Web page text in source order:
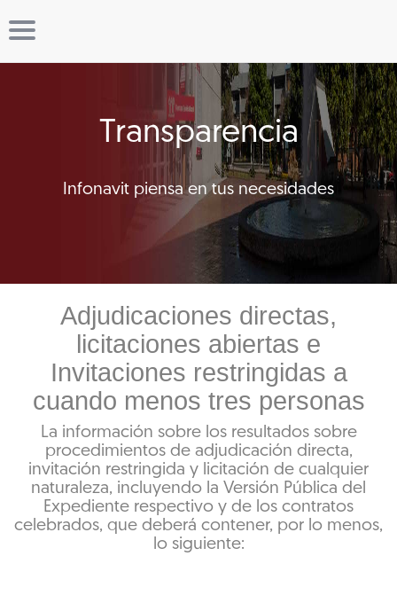
Transparencia
Infonavit piensa en tus necesidades
Adjudicaciones directas,
licitaciones abiertas e
Invitaciones restringidas a
cuando menos tres personas
La información sobre los resultados sobre
procedimientos de adjudicación directa,
invitación restringida y licitación de cualquier
naturaleza, incluyendo la Versión Pública del
Expediente respectivo y de los contratos
celebrados, que deberá contener, por lo menos,
lo siguiente: